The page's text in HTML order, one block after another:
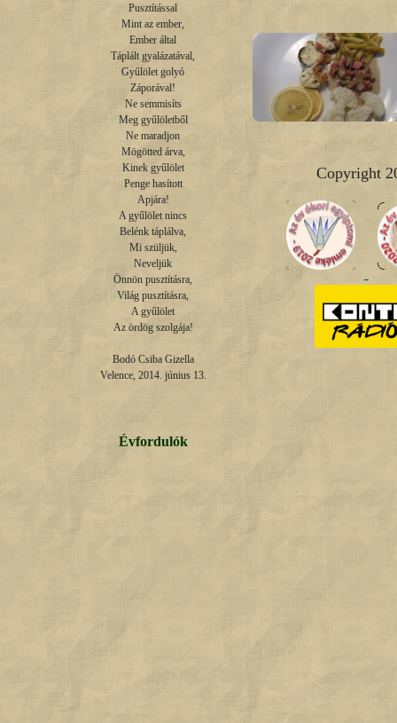
Pusztítással
Mint az ember,
Ember által
Táplált gyalázatával,
Gyűlölet golyó
Záporával!
Ne semmisíts
Meg gyűlöletből
Ne maradjon
Mögötted árva,
Kinek gyűlölet
Penge hasított
Apjára!
A gyűlölet nincs
Belénk táplálva,
Mi szüljük,
Neveljük
Önnön pusztításra,
Világ pusztításra,
A gyűlölet
Az ördög szolgája!
Bodó Csiba Gizella
Velence, 2014. június 13.
Évfordulók
Copyright